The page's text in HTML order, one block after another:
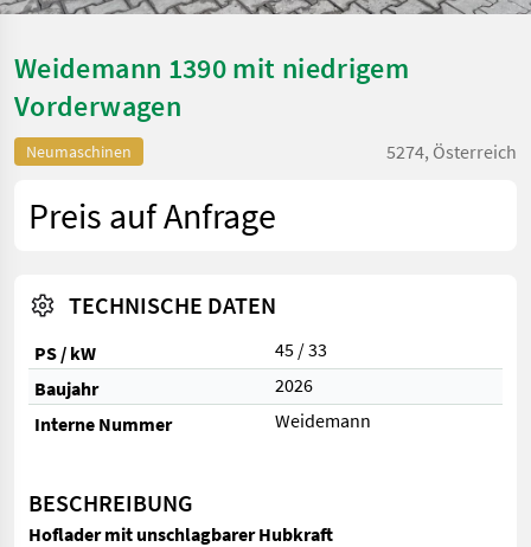
Weidemann 1390 mit niedrigem
Vorderwagen
Neumaschinen 5274, Österreich
Preis auf Anfrage
TECHNISCHE DATEN
PS / kW
45 / 33
Baujahr
2026
Interne Nummer
Weidemann
BESCHREIBUNG
Hoflader mit unschlagbarer Hubkraft